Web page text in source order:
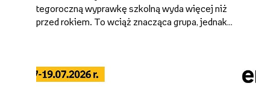
tegoroczną wyprawkę szkolną wyda więcej niż
przed rokiem. To wciąż znacząca grupa, jednak
wciąż po...